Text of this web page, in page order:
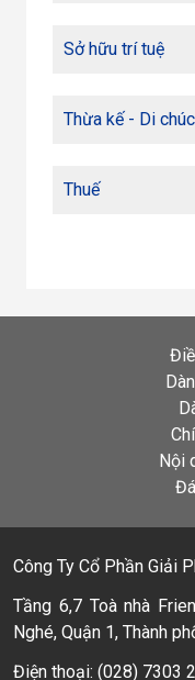
Sở hữu trí tuệ
Thừa kế - Di chúc
Thuế
Nội
Công Ty Cổ Phần Giải
Tầng 6,7 Toà nhà
Nghé, Quận 1, Thành
Điện thoại: (028) 7303